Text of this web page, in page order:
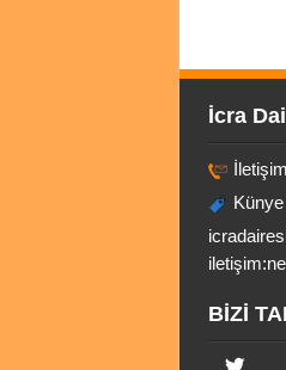
İcra
İletişim
Künye
iletişim:
BİZİ